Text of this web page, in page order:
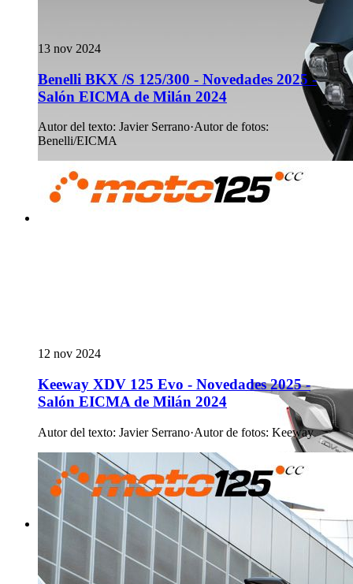
13 nov 2024
Benelli BKX /S 125/300 - Novedades 2025 -
Salón EICMA de Milán 2024
Autor del texto: Javier Serrano·Autor de fotos:
Benelli/EICMA
12 nov 2024
Keeway XDV 125 Evo - Novedades 2025 -
Salón EICMA de Milán 2024
Autor del texto: Javier Serrano·Autor de fotos: Keeway